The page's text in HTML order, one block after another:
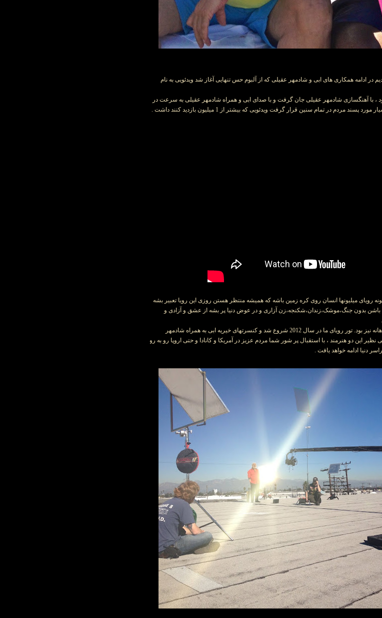
ادامه همکاری های ابی و شادمهر عقیلی که از آلبوم حس تنهایی آغاز شد ویدئویی به نام
بود ، با آهنگسازی شادمهر عقیلی جان گرفت و با صدای ابی و همراه شادمهر عقیلی به سرعت در
مردم در تمام سنین قرار گرفت ویدئویی که بیشتر از 1 میلیون بازدید کنند داشت .
رویای میلیونها انسان روی کره زمین باشه که همیشه منتظر هستن روزی این رویا تعبیر بشه
باشن بدون جنگ،موشک،زندان،شکنجه،زن آزاری و در عوض دنیا پر بشه از عشق و آزادی و
رویای ما به جز اسم ترانه نام یک تور خیر خواهانه نیز بود. تور رویای ما در سال 2012 شروع شد و کنسرتهای خیریه ابی به همراه شادمهر
این دو هنرمند ، با استقبال پر شور شما مردم عزیز در آمریکا و کانادا و حتی اروپا رو به رو